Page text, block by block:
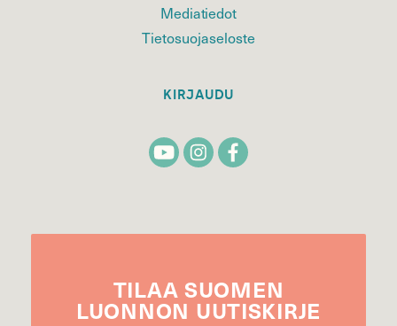
Mediatiedot
Tietosuojaseloste
KIRJAUDU
TILAA SUOMEN
LUONNON UUTIS­KIRJE